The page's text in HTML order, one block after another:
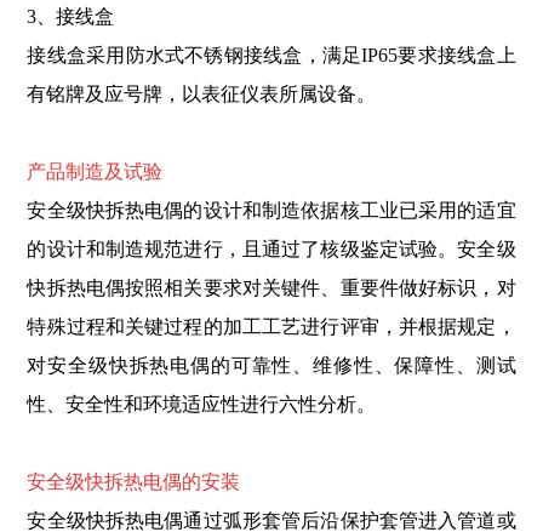
3、接线盒
接线盒采用防水式不锈钢接线盒，满足IP65要求接线盒上
有铭牌及应号牌，以表征仪表所属设备。
产品制造及试验
安全级快拆热电偶的设计和制造依据核工业已采用的适宜
的设计和制造规范进行，且通过了核级鉴定试验。安全级
快拆热电偶按照相关要求对关键件、重要件做好标识，对
特殊过程和关键过程的加工工艺进行评审，并根据规定，
对安全级快拆热电偶的可靠性、维修性、保障性、测试
性、安全性和环境适应性进行六性分析。
安全级快拆热电偶的安装
安全级快拆热电偶通过弧形套管后沿保护套管进入管道或